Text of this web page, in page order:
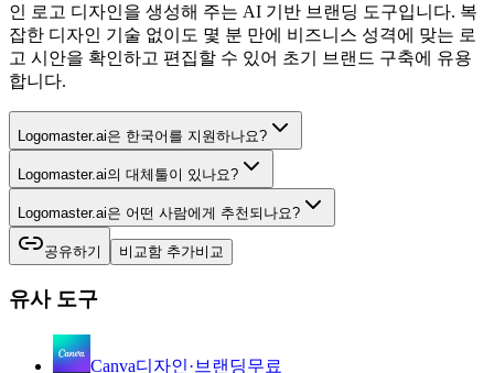
인 로고 디자인을 생성해 주는 AI 기반 브랜딩 도구입니다. 복
잡한 디자인 기술 없이도 몇 분 만에 비즈니스 성격에 맞는 로
고 시안을 확인하고 편집할 수 있어 초기 브랜드 구축에 유용
합니다.
Logomaster.ai은 한국어를 지원하나요?
Logomaster.ai의 대체툴이 있나요?
Logomaster.ai은 어떤 사람에게 추천되나요?
공유하기 비교함 추가비교
유사 도구
Canva디자인·브랜딩무료